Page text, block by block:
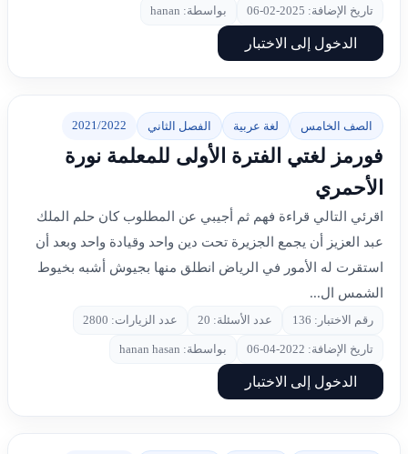
تاريخ الإضافة: 2025-02-06 بواسطة: hanan
الدخول إلى الاختبار
الصف الخامس لغة عربية الفصل الثاني 2021/2022
فورمز لغتي الفترة الأولى للمعلمة نورة
الأحمري
اقرئي التالي قراءة فهم ثم أجيبي عن المطلوب كان حلم الملك
عبد العزيز أن يجمع الجزيرة تحت دين واحد وقيادة واحد وبعد أن
استقرت له الأمور في الرياض انطلق منها بجيوش أشبه بخيوط
الشمس ال...
رقم الاختبار: 136 عدد الأسئلة: 20 عدد الزيارات: 2800
تاريخ الإضافة: 2022-04-06 بواسطة: hanan hasan
الدخول إلى الاختبار